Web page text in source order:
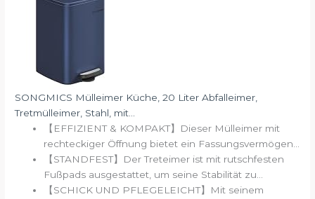
SONGMICS Mülleimer Küche, 20 Liter Abfalleimer,
Tretmülleimer, Stahl, mit...
【EFFIZIENT & KOMPAKT】Dieser Mülleimer mit
rechteckiger Öffnung bietet ein Fassungsvermögen...
【STANDFEST】Der Treteimer ist mit rutschfesten
Fußpads ausgestattet, um seine Stabilität zu...
【SCHICK UND PFLEGELEICHT】Mit seinem